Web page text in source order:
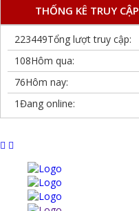
THỐNG KÊ TRUY CẬP
223449Tổng lượt truy cập:
108Hôm qua:
76Hôm nay:
1Đang online: